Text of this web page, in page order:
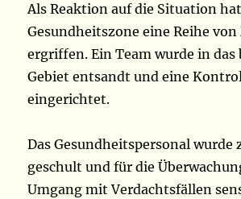
Als Reaktion auf die Situation
Gesundheitszone eine Reihe
ergriffen. Ein Team wurde in
Gebiet entsandt und eine
eingerichtet.
Das Gesundheitspersonal wurde
geschult und für die
Umgang mit Verdachtsfällen